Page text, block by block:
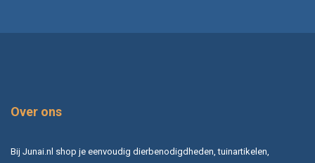
Over ons
Bij Junai.nl shop je eenvoudig dierbenodigdheden, tuinartikelen,